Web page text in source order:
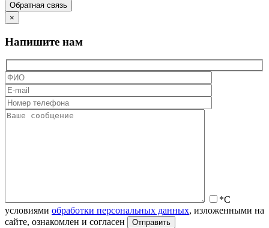
Обратная связь
×
Напишите нам
*С
условиями обработки персональных данных, изложенными на
сайте, ознакомлен и согласен